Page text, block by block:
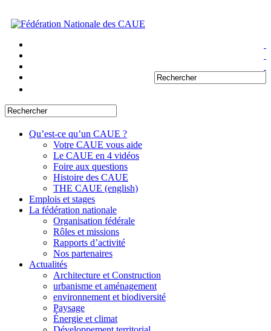
Qu’est-ce qu’un CAUE ?
Votre CAUE vous aide
Le CAUE en 4 vidéos
Foire aux questions
Histoire des CAUE
THE CAUE (english)
Emplois et stages
La fédération nationale
Organisation fédérale
Rôles et missions
Rapports d’activité
Nos partenaires
Actualités
Architecture et Construction
urbanisme et aménagement
environnement et biodiversité
Paysage
Énergie et climat